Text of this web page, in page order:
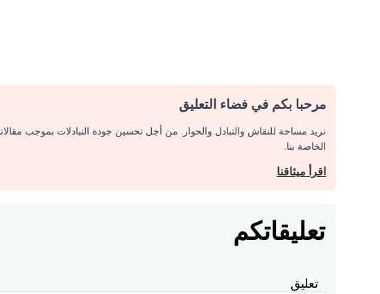
مرحبا بكم في فضاء التعليق
نريد مساحة للنقاش والتبادل والحوار. من أجل تحسين جودة التبادلات بموجب
الخاصة بنا.
اقرأ ميثاقنا
تعليقاتكم
تعليق